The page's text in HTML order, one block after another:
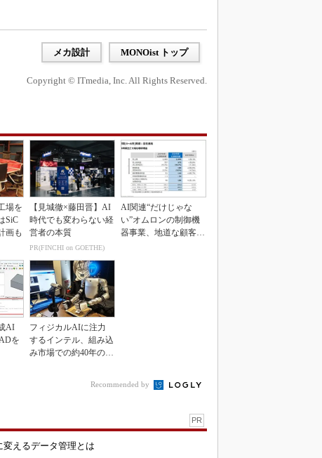
メカ設計 MONOist トップ
Copyright © ITmedia, Inc. All Rights Reserved.
場を
SiC
画も
【見城徹×藤田晋】AI
時代でも変わらない経
営者の本質
PR(FINCHI on GOETHE)
AI関連“だけじゃな
い”オムロンの制御機
器事業、地道な顧客基
AI
を
フィジカルAIに注力
するインテル、組み込
み市場での約40年の実
Recommended by
PR
えるデータ管理とは